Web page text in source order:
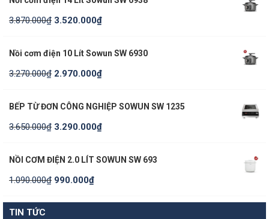
3.870.000₫ 3.520.000₫
Nồi cơm điện 10 Lít Sowun SW 6930
3.270.000₫ 2.970.000₫
BẾP TỪ ĐƠN CÔNG NGHIỆP SOWUN SW 1235
3.650.000₫ 3.290.000₫
NỒI CƠM ĐIỆN 2.0 LÍT SOWUN SW 693
1.090.000₫ 990.000₫
TIN TỨC